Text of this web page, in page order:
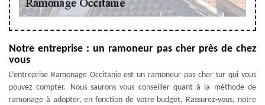
Notre entreprise : un ramoneur pas cher près de chez
vous
L’entreprise Ramonage Occitanie est un ramoneur pas cher sur qui vous
pouvez compter. Nous saurons vous conseiller quant à la méthode de
ramonage à adopter, en fonction de votre budget. Rassurez-vous, notre